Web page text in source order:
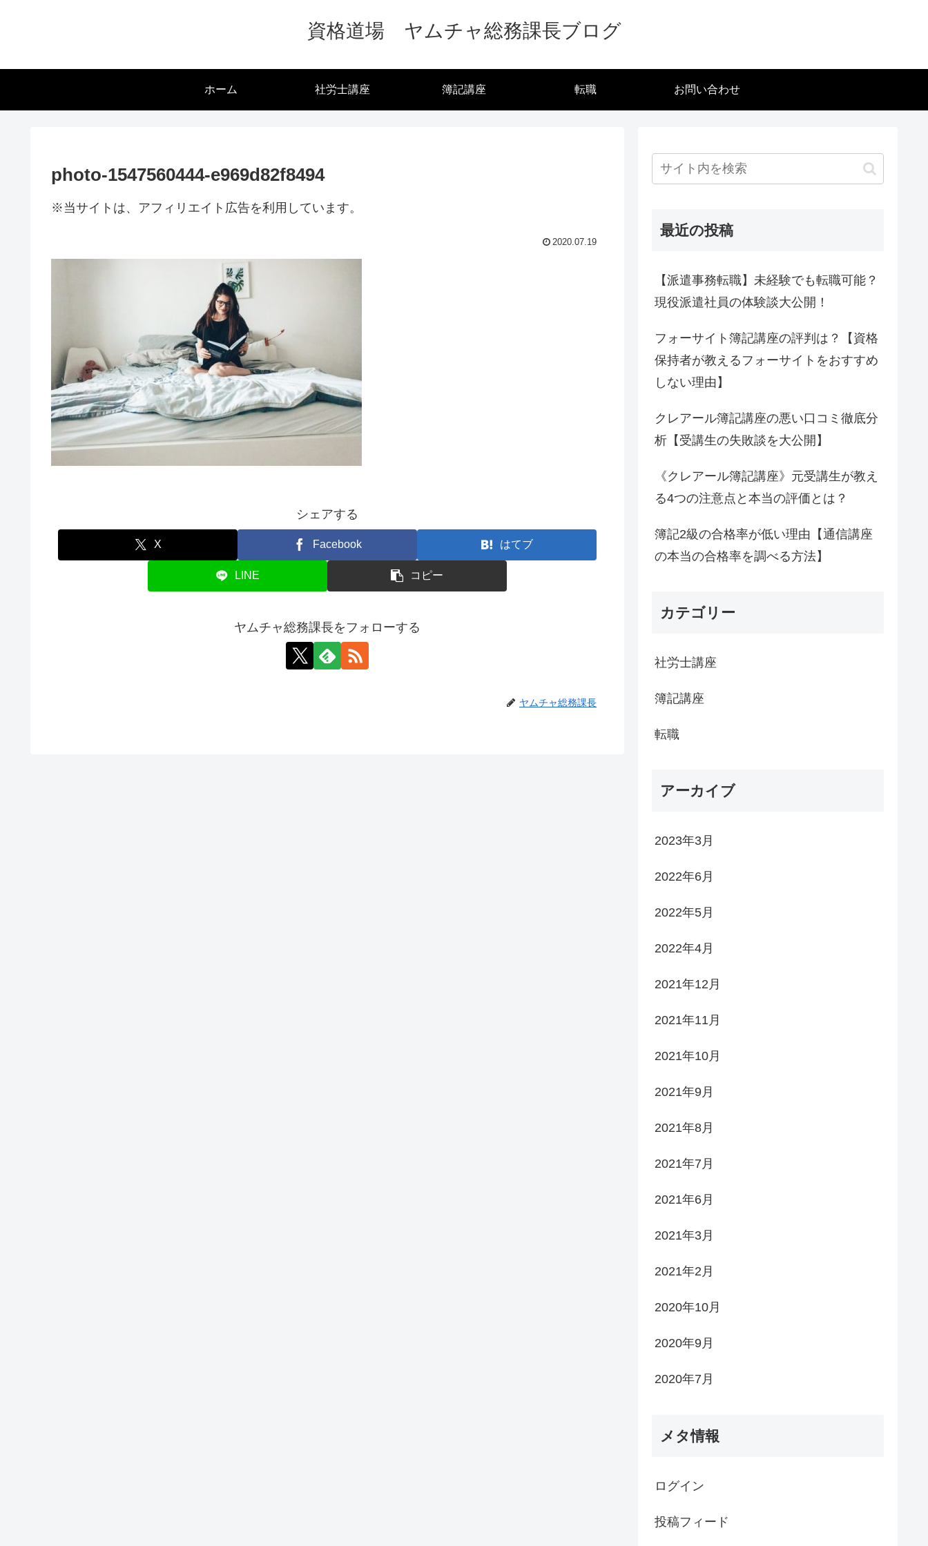
資格道場 ヤムチャ総務課長ブログ
ホーム 社労士講座 簿記講座 転職 お問い合わせ
photo-1547560444-e969d82f8494
※当サイトは、アフィリエイト広告を利用しています。
2020.07.19
シェアする
X Facebook はてブ
LINE コピー
ヤムチャ総務課長をフォローする
ヤムチャ総務課長
最近の投稿
【派遣事務転職】未経験でも転職可能？
現役派遣社員の体験談大公開！
フォーサイト簿記講座の評判は？【資格
保持者が教えるフォーサイトをおすすめ
しない理由】
クレアール簿記講座の悪い口コミ徹底分
析【受講生の失敗談を大公開】
《クレアール簿記講座》元受講生が教え
る4つの注意点と本当の評価とは？
簿記2級の合格率が低い理由【通信講座
の本当の合格率を調べる方法】
カテゴリー
社労士講座
簿記講座
転職
アーカイブ
2023年3月
2022年6月
2022年5月
2022年4月
2021年12月
2021年11月
2021年10月
2021年9月
2021年8月
2021年7月
2021年6月
2021年3月
2021年2月
2020年10月
2020年9月
2020年7月
メタ情報
ログイン
投稿フィード